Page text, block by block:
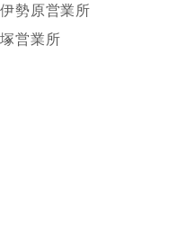
勢原営業所
営業所